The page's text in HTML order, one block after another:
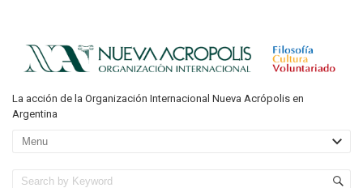
La acción de la Organización Internacional Nueva Acrópolis en
Argentina